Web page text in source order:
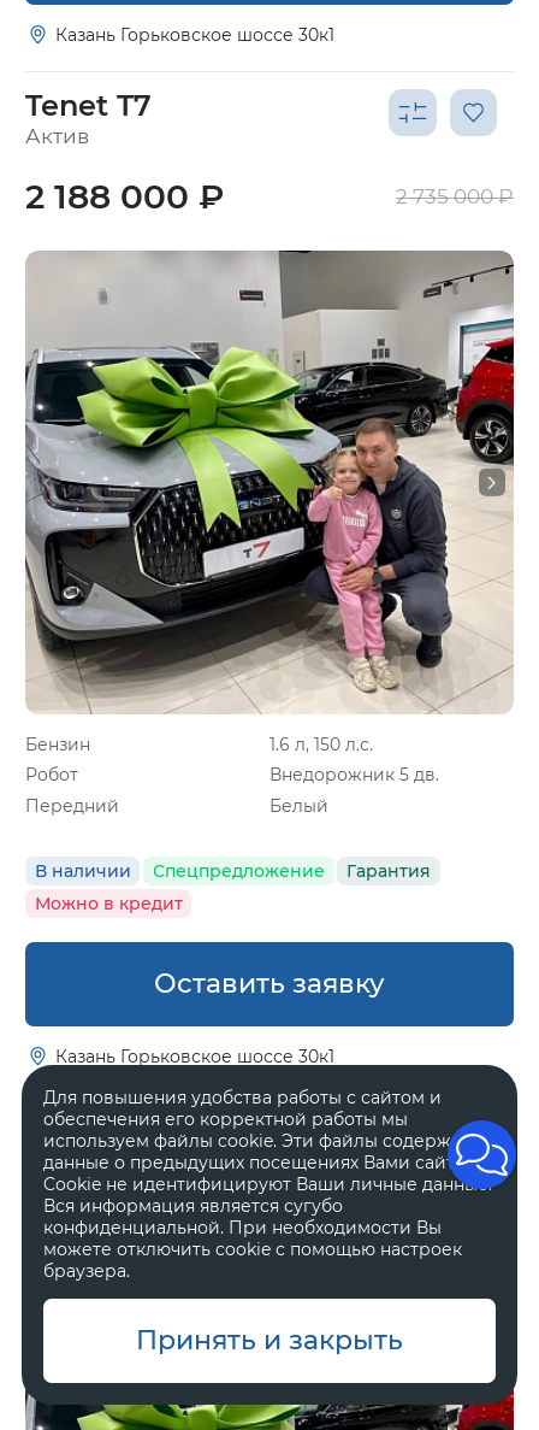
Казань Горьковское шоссе 30к1
Tenet T7
Актив
Бензин
1.6 л, 150 л.с.
Робот
Внедорожник 5 дв.
Передний
Белый
В наличии Спецпредложение
Гарантия
Можно в кредит
2 188 000 ₽ 2 735 000 ₽
Оставить заявку
Казань Горьковское шоссе 30к1
Tenet T7
Актив
2 188 000 ₽ 2 735 000 ₽
Для повышения удобства работы с сайтом и
обеспечения его корректной работы мы
используем файлы cookie. Эти файлы содержат
данные о предыдущих посещениях Вами сайта.
Cookie не идентифицируют Ваши личные данные.
Вся информация является сугубо
конфиденциальной. При необходимости Вы
можете отключить cookie с помощью настроек
браузера.
Принять и закрыть